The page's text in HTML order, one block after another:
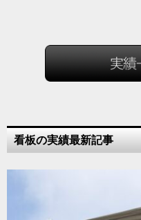
看板の実績最新記事